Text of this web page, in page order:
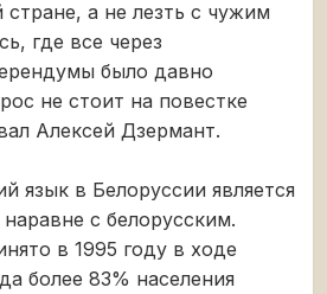
а не лезть с чужим
где все через
было давно
не стоит на повестке
Алексей Дзермант.
язык в Белоруссии является
с белорусским.
в 1995 году в ходе
более 83% населения